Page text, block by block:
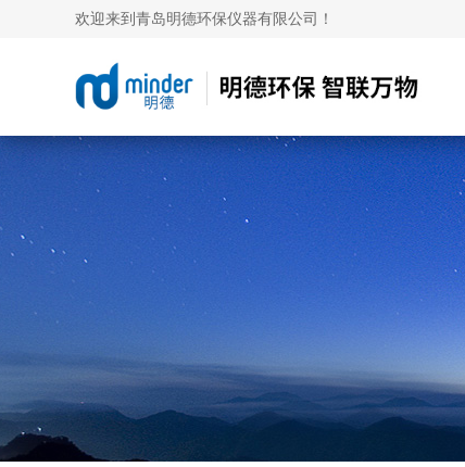
欢迎来到青岛明德环保仪器有限公司！